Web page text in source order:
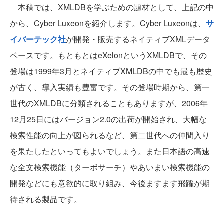
本稿では、XMLDBを学ぶための題材として、上記の中
から、Cyber Luxeonを紹介します。Cyber Luxeonは、 サ
イバーテック社が開発・販売するネイティブXMLデータ
ベースです。もともとはeXelonというXMLDBで、その
登場は1999年3月とネイティブXMLDBの中でも最も歴史
が古く、導入実績も豊富です。その登場時期から、第一
世代のXMLDBに分類されることもありますが、2006年
12月25日にはバージョン2.0の出荷が開始され、大幅な
検索性能の向上が図られるなど、第二世代への仲間入り
を果たしたといってもよいでしょう。また日本語の高速
な全文検索機能（ターボサーチ）やあいまい検索機能の
開発などにも意欲的に取り組み、今後ますます飛躍が期
待される製品です。